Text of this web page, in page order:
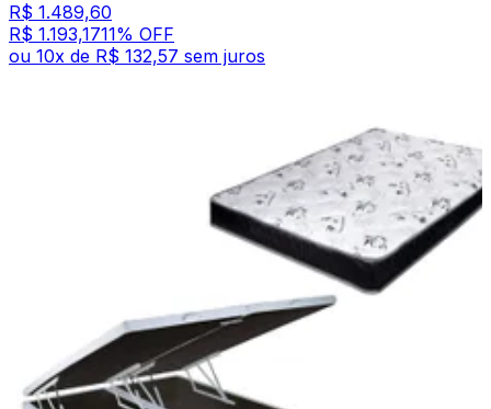
R$ 1.489,60
R$ 1.193,1711% OFF
ou 10x de R$ 132,57 sem juros